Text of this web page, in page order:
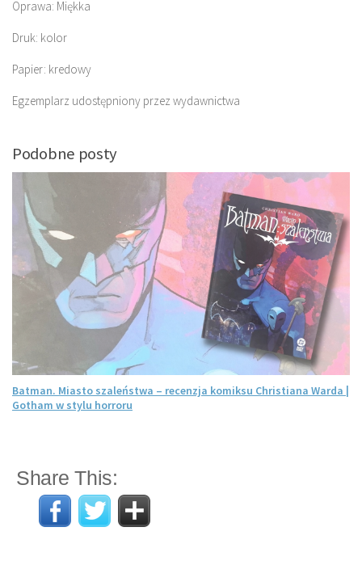
Oprawa: Miękka
Druk: kolor
Papier: kredowy
Egzemplarz udostępniony przez wydawnictwa
Podobne posty
Batman. Miasto szaleństwa – recenzja komiksu Christiana Warda |
Gotham w stylu horroru
Share This: